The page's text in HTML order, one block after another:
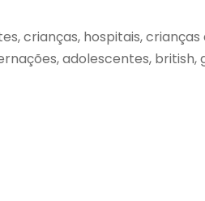
crianças, hospitais,
adolescentes, british,